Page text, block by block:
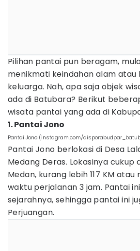
Pilihan pantai pun beragam,
menikmati keindahan alam
keluarga. Nah, apa saja objek
ada di Batubara? Berikut
wisata pantai yang ada di
1. Pantai Jono
Pantai Jono (instagram.com/
Pantai Jono berlokasi di Desa
Medang Deras. Lokasinya
Medan, kurang lebih 117 KM
waktu perjalanan 3 jam. Pantai
sejarahnya, sehingga pantai ini
Perjuangan.